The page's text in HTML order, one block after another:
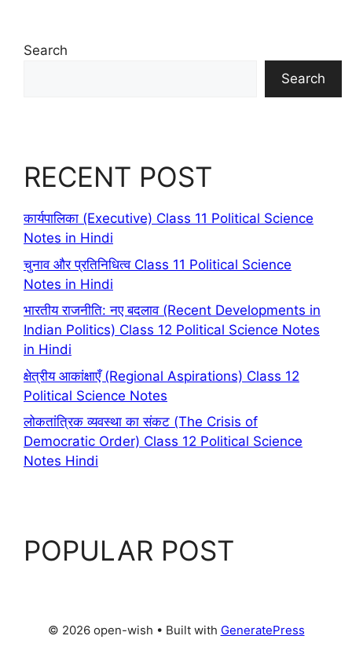
Search
Search
RECENT POST
कार्यपालिका (Executive) Class 11 Political Science
Notes in Hindi
चुनाव और प्रतिनिधित्व Class 11 Political Science
Notes in Hindi
भारतीय राजनीति: नए बदलाव (Recent Developments in
Indian Politics) Class 12 Political Science Notes
in Hindi
क्षेत्रीय आकांक्षाएँ (Regional Aspirations) Class 12
Political Science Notes
लोकतांत्रिक व्यवस्था का संकट (The Crisis of
Democratic Order) Class 12 Political Science
Notes Hindi
POPULAR POST
© 2026 open-wish • Built with GeneratePress